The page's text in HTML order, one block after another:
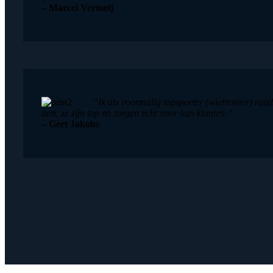
– Marcel Vermeij
“Ik als voormalig topsporter (wielrenner)
aan, ze zijn top en zorgen echt voor hun klanten.”
– Gert Jakobs